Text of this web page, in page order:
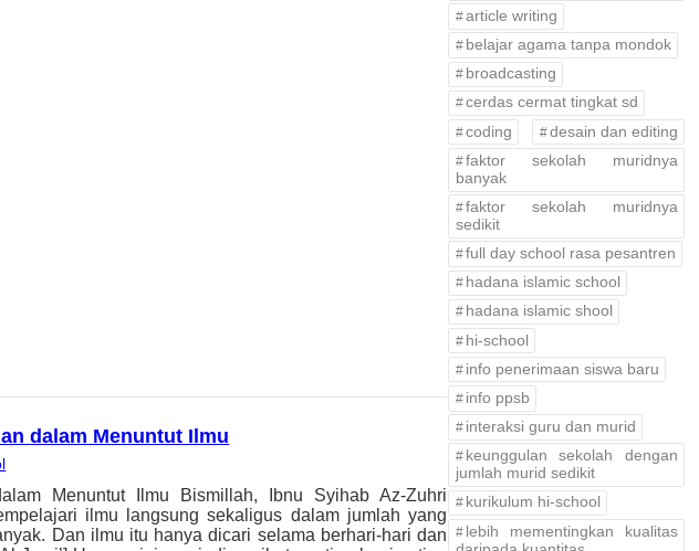
dalam Menuntut Ilmu
Menuntut Ilmu Bismillah, Ibnu Syihab Az-Zuhri
ilmu langsung sekaligus dalam jumlah yang
Dan ilmu itu hanya dicari selama berhari-hari dan
article writing
belajar agama tanpa mondok
broadcasting
cerdas cermat tingkat sd
coding
desain dan editing
faktor sekolah muridnya
banyak
faktor sekolah muridnya
sedikit
full day school rasa pesantren
hadana islamic school
hadana islamic shool
hi-school
info penerimaan siswa baru
info ppsb
interaksi guru dan murid
keunggulan sekolah dengan
jumlah murid sedikit
kurikulum hi-school
lebih mementingkan kualitas